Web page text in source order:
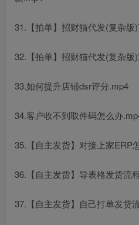
31.【拍单】招财猫代发(复杂
32.【拍单】招财猫代发(复杂
33.如何提升店铺dsr评分.mp4
34.客户收不到取件码怎么办
35.【自主发货】对接上家ERP
36.【自主发货】导表格发货流
37.【自主发货】自己打单发货